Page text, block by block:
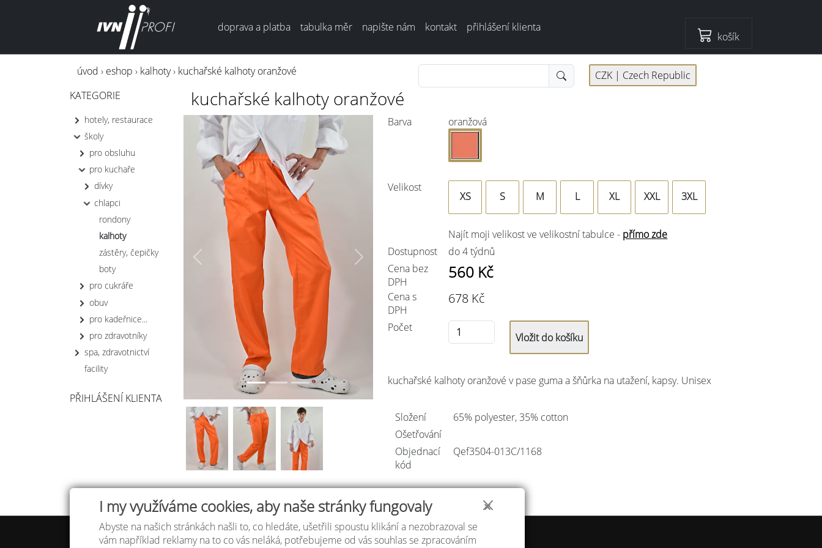
✕
I my využíváme cookies, aby naše stránky fungovaly
Abyste na našich stránkách našli to, co hledáte, ušetřili spoustu klikání a nezobrazoval se
vám například reklamy na to co vás neláká, potřebujeme od vás souhlas se zpracováním
doprava a platba tabulka měr napište nám kontakt přihlášení klienta
košík
úvod › eshop › kalhoty› kuchařské kalhoty oranžové CZK | Czech Republic
KATEGORIE
hotely, restaurace
školy
pro obsluhu
pro kuchaře
dívky
chlapci
rondony
kalhoty
zástěry, čepičky
boty
pro cukráře
obuv
pro kadeřnice...
pro zdravotníky
spa, zdravotnictví
facility
PŘIHLÁŠENÍ KLIENTA
kuchařské kalhoty oranžové
Previous Next
Barva oranžová
Velikost
XS S M L XL XXL 3XL
Najít moji velikost ve velikostní tabulce - přímo zde
Dostupnost
do 4 týdnů
Cena bez
DPH
560 Kč
Cena s
DPH
678 Kč
Počet
kuchařské kalhoty oranžové v pase guma a šňůrka na utažení, kapsy. Unisex
Složení
65% polyester, 35% cotton
Ošetřování
Objednací
kód
Qef3504-013C/1168
Tabulka velikostí
Doprava a platba
Atelier IVN
Na Výhledě 324/1